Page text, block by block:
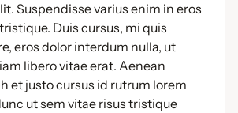
Suspendisse varius enim in eros
Duis cursus, mi quis
eros dolor interdum nulla, ut
libero vitae erat. Aenean
et justo cursus id rutrum lorem
ut sem vitae risus tristique